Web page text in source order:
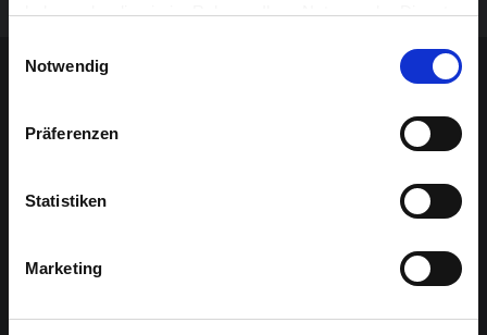
haben oder die sie im Rahmen Ihrer Nutzung der Dienste
Notwendig
Präferenzen
Statistiken
Marketing